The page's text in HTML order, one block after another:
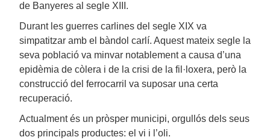
de Banyeres al segle XIII.
Durant les guerres carlines del segle XIX va
simpatitzar amb el bàndol carlí. Aquest mateix segle la
seva població va minvar notablement a causa d’una
epidèmia de còlera i de la crisi de la fil·loxera, però la
construcció del ferrocarril va suposar una certa
recuperació.
Actualment és un pròsper municipi, orgullós dels seus
dos principals productes: el vi i l’oli.